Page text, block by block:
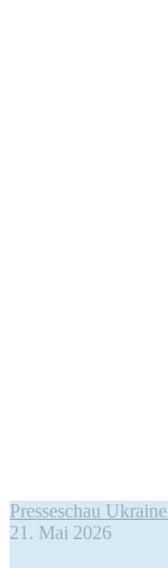
Presseschau Ukraine
21. Mai 2026